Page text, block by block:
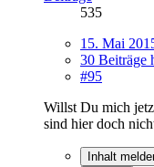
535
15. Mai
30 Beiträge
#95
Willst Du mich
sind hier doch
Inhalt